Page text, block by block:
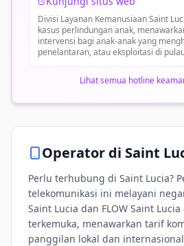
Divisi Layanan Kemanusiaan Saint
kasus perlindungan anak,
intervensi bagi anak-anak yang
penelantaran, atau eksploitasi di
Lihat semua hotline
Operator di Saint
Perlu terhubung di Saint Lucia?
telekomunikasi ini melayani
Saint Lucia dan FLOW Saint
terkemuka, menawarkan tarif
panggilan lokal dan